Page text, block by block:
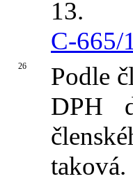
13.
C‑665/
26
Podle
DPH